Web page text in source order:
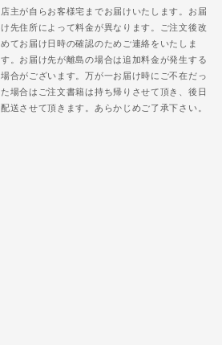
店主が自らお客様宅までお届けいたします。お届
け先住所によって料金が異なります。ご注文後改
めてお届け日時の確認のためご連絡をいたしま
す。お届け先が離島の場合は追加料金が発生する
場合がございます。万が一お届け時にご不在だっ
た場合はご注文書籍は持ち帰りさせて頂き、後日
配送させて頂きます。あらかじめご了承下さい。